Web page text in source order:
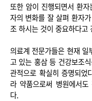
또한 암이 진행되면서 환
자의 변화를 잘 살펴 환자
조 하시는 것이 중요하다고
의료계 전문가들은 현재
고 있는 홍삼 등 건강보조
관적으로 확실히 증명되었
라 약품으로써 병원에서
다.